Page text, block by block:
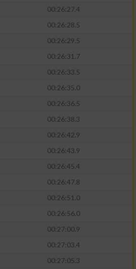
00:26:27.4
00:26:28.5
00:26:29.5
00:26:31.7
00:26:33.5
00:26:35.0
00:26:36.5
00:26:38.3
00:26:42.9
00:26:43.9
00:26:45.4
00:26:47.8
00:26:51.0
00:26:56.0
00:27:00.9
00:27:03.4
00:27:05.3